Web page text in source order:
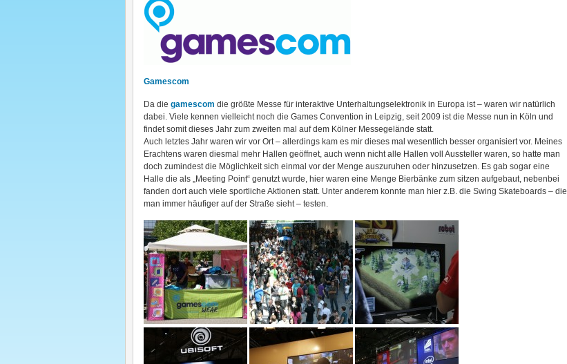
Gamescom
Da die gamescom die größte Messe für interaktive Unterhaltungselektronik in Europa ist – waren wir natürlich
dabei. Viele kennen vielleicht noch die Games Convention in Leipzig, seit 2009 ist die Messe nun in Köln und
findet somit dieses Jahr zum zweiten mal auf dem Kölner Messegelände statt.
Auch letztes Jahr waren wir vor Ort – allerdings kam es mir dieses mal wesentlich besser organisiert vor. Meines
Erachtens waren diesmal mehr Hallen geöffnet, auch wenn nicht alle Hallen voll Aussteller waren, so hatte man
doch zumindest die Möglichkeit sich einmal vor der Menge auszuruhen oder hinzusetzen. Es gab sogar eine
Halle die als „Meeting Point“ genutzt wurde, hier waren eine Menge Bierbänke zum sitzen aufgebaut, nebenbei
fanden dort auch viele sportliche Aktionen statt. Unter anderem konnte man hier z.B. die Swing Skateboards – die
man immer häufiger auf der Straße sieht – testen.